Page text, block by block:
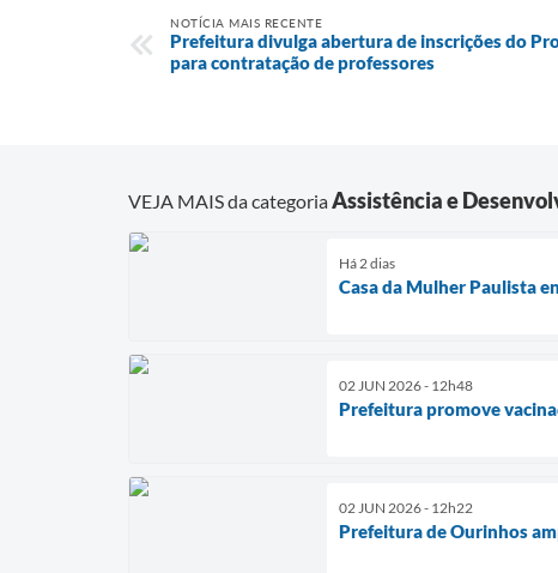
NOTÍCIA MAIS RECENTE
Prefeitura divulga abertura de inscrições do
para contratação de professores
VEJA MAIS da categoriaAssistência e
Há 2 dias
Casa da Mulher Paulista
02 JUN 2026 - 12h48
Prefeitura promove
02 JUN 2026 - 12h22
Prefeitura de Ourinhos